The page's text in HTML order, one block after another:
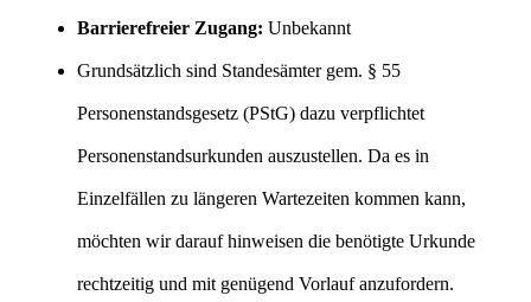
Barrierefreier Zugang: Unbekannt
Grundsätzlich sind Standesämter gem. § 55
Personenstandsgesetz (PStG) dazu verpflichtet
Personenstandsurkunden auszustellen. Da es in
Einzelfällen zu längeren Wartezeiten kommen kann,
möchten wir darauf hinweisen die benötigte Urkunde
rechtzeitig und mit genügend Vorlauf anzufordern.